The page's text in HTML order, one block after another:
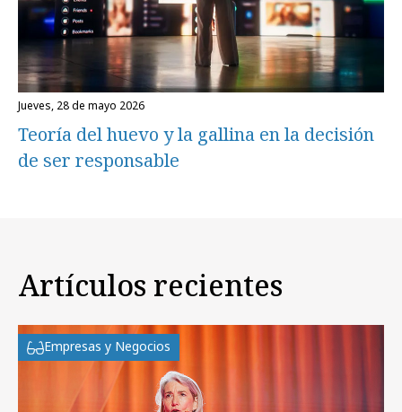
jueves, 28 de mayo 2026
Teoría del huevo y la gallina en la decisión
de ser responsable
Artículos recientes
Empresas y Negocios